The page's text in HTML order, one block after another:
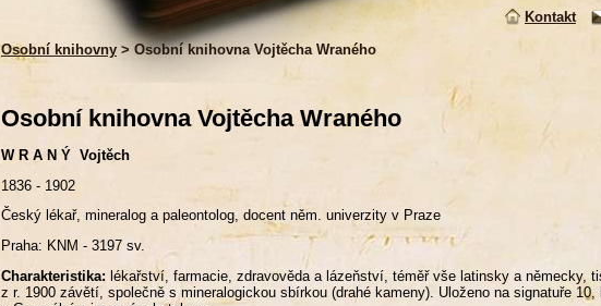
Kontakt
Osobní knihovny > Osobní knihovna Vojtěcha Wraného
Osobní knihovna Vojtěcha Wraného
W R A N Ý Vojtěch
1836 - 1902
Český lékař, mineralog a paleontolog, docent něm. univerzity v Praze
Praha: KNM - 3197 sv.
Charakteristika: lékařství, farmacie, zdravověda a lázeňství, téměř vše latinsky a německy,
z r. 1900 závětí, společně s mineralogickou sbírkou (drahé kameny). Uloženo na signatuře